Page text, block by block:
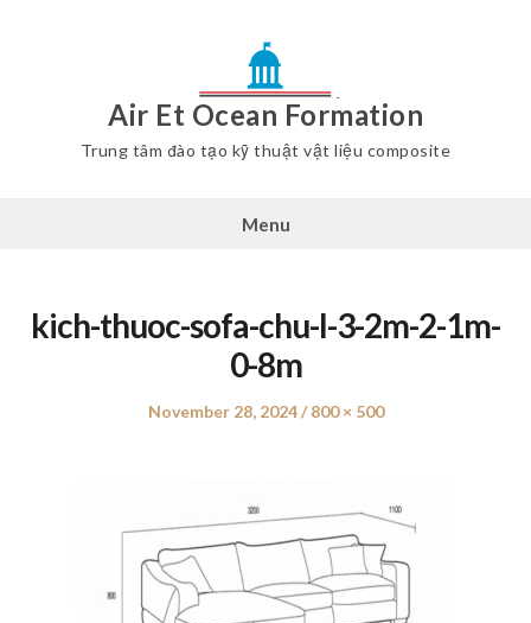
Air Et Ocean Formation
Trung tâm đào tạo kỹ thuật vật liệu composite
Menu
kich-thuoc-sofa-chu-l-3-2m-2-1m-
0-8m
Posted
November 28, 2024
Full
800 × 500